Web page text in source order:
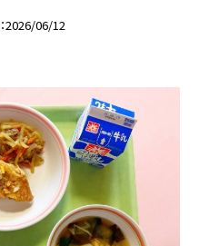
2026/06/12